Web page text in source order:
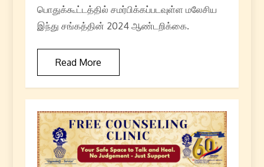
பொதுக்கூட்டத்தில் சமர்பிக்கப்படவுள்ள மலேசிய
இந்து சங்கத்தின் 2024 ஆண்டறிக்கை.
Read More